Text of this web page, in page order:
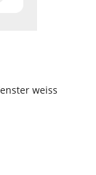
weiss